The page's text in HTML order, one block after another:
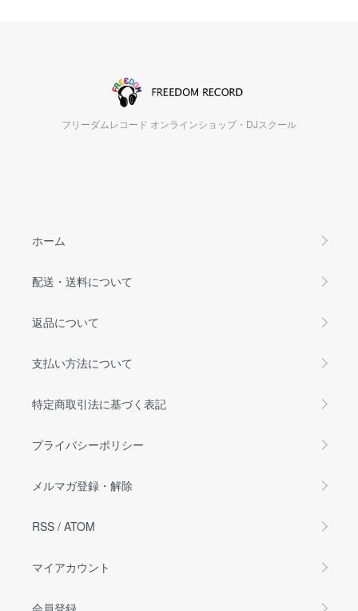
フリーダムレコード オンラインショップ・DJスクール
ホーム
配送・送料について
返品について
支払い方法について
特定商取引法に基づく表記
プライバシーポリシー
メルマガ登録・解除
RSS / ATOM
マイアカウント
会員登録